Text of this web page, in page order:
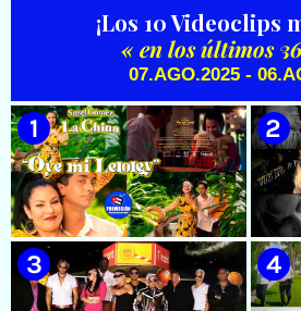
¡Los 10 Videoclips
« en los últimos
07.AGO.2025 -